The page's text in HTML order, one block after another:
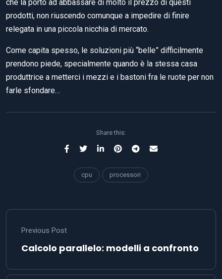
che la portò ad abbassare di molto il prezzo di questi
prodotti, non riuscendo comunque a impedire di finire
relegata in una piccola nicchia di mercato.
Come capita spesso, le soluzioni più “belle” difficilmente
prendono piede, specialmente quando è la stessa casa
produttrice a metterci i mezzi e i bastoni fra le ruote per non
farle sfondare…
Share this:
cpu processori
Previous Post
Calcolo parallelo: modelli a confronto